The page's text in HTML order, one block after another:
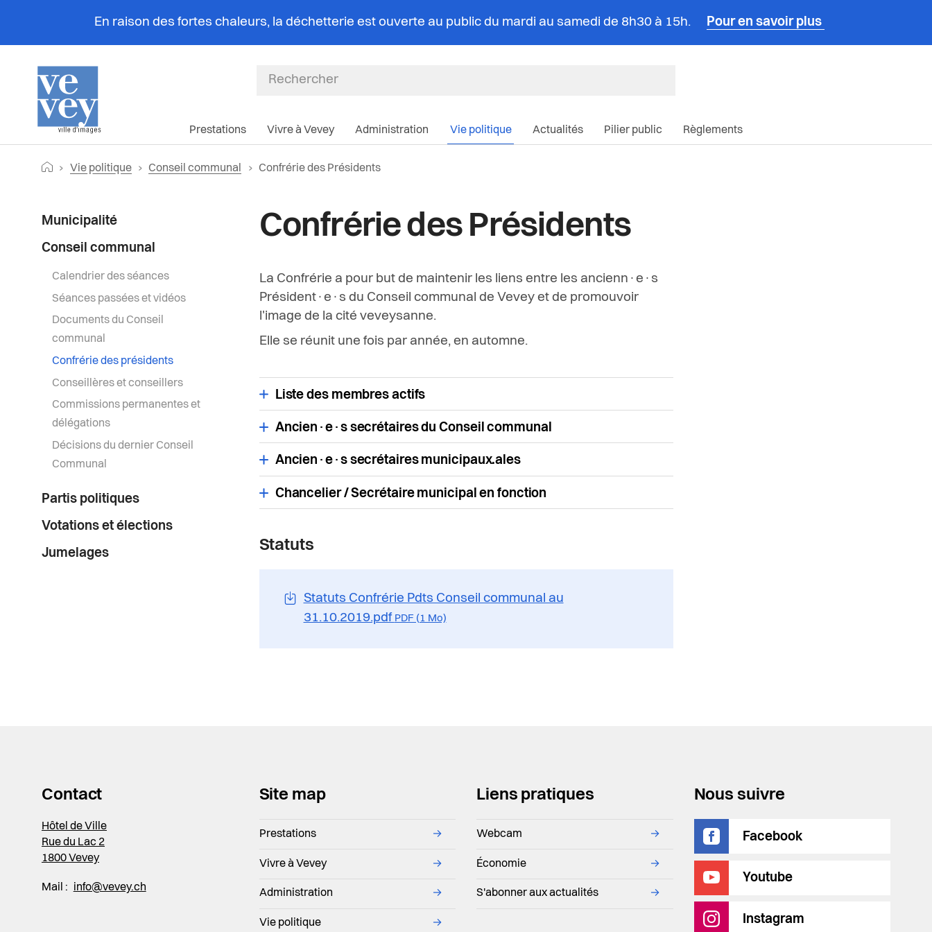
En raison des fortes chaleurs, la déchetterie est ouverte au public du mardi au samedi de 8h30 à 15h. Pour en savoir plus
Prestations Vivre à Vevey Administration Vie politique Actualités Pilier public Règlements
FilRetourner vers la page d'accueil
Vie politique Conseil communal Page actuelle:
Confrérie des Présidents
Confrérie des Présidents
La Confrérie a pour but de maintenir les liens entre les ancienn·e·s
Président·e·s du Conseil communal de Vevey et de promouvoir
l'image de la cité veveysanne.
Elle se réunit une fois par année, en automne.
Liste des membres actifs
Ancien·e·s secrétaires du Conseil communal
Ancien·e·s secrétaires municipaux.ales
Chancelier / Secrétaire municipal en fonction
Statuts
Statuts Confrérie Pdts Conseil communal au
31.10.2019.pdf PDF (1 Mo)
Menu
latéral
Municipalité
Conseil communal
Calendrier des séances
Séances passées et vidéos
Documents du Conseil
communal
Confrérie des présidents
Conseillères et conseillers
Commissions permanentes et
délégations
Décisions du dernier Conseil
Communal
Partis politiques
Votations et élections
Jumelages
Contact
Hôtel de Ville
Rue du Lac 2
1800 Vevey
Mail : info@vevey.ch
Site map
Prestations →
Vivre à Vevey →
Administration →
Vie politique →
Liens pratiques
Webcam →
Économie →
S'abonner aux actualités →
Nous suivre
Facebook
Youtube
Instagram